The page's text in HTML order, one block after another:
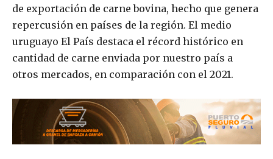
de exportación de carne bovina, hecho que genera
repercusión en países de la región. El medio
uruguayo El País destaca el récord histórico en
cantidad de carne enviada por nuestro país a
otros mercados, en comparación con el 2021.